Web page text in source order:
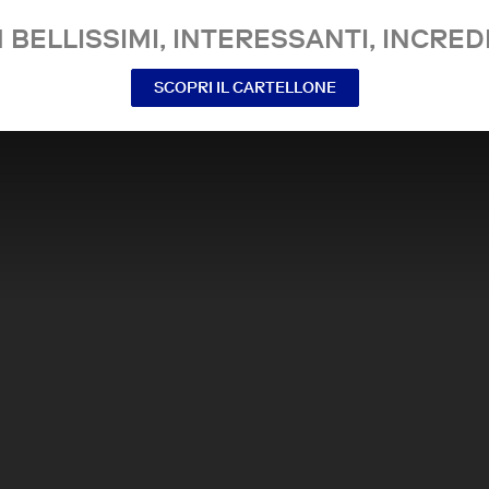
BELLISSIMI, INTERESSANTI,
SCOPRI IL CARTELLONE